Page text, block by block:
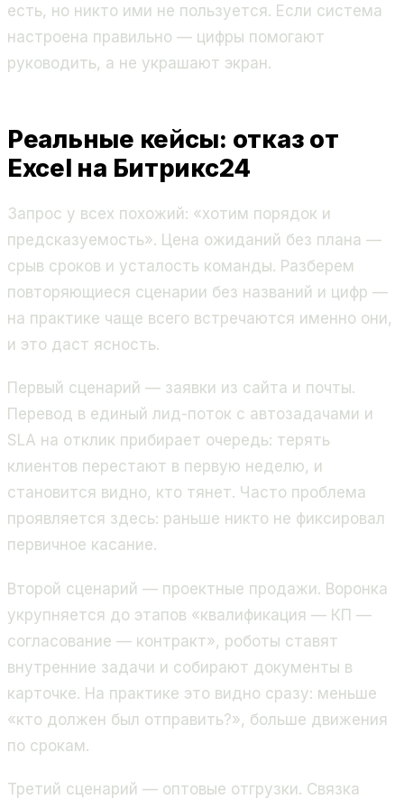
есть, но никто ими не пользуется. Если система
настроена правильно — цифры помогают
руководить, а не украшают экран.
Реальные кейсы: отказ от
Excel на Битрикс24
Запрос у всех похожий: «хотим порядок и
предсказуемость». Цена ожиданий без плана —
срыв сроков и усталость команды. Разберем
повторяющиеся сценарии без названий и цифр —
на практике чаще всего встречаются именно они,
и это даст ясность.
Первый сценарий — заявки из сайта и почты.
Перевод в единый лид-поток с автозадачами и
SLA на отклик прибирает очередь: терять
клиентов перестают в первую неделю, и
становится видно, кто тянет. Часто проблема
проявляется здесь: раньше никто не фиксировал
первичное касание.
Второй сценарий — проектные продажи. Воронка
укрупняется до этапов «квалификация — КП —
согласование — контракт», роботы ставят
внутренние задачи и собирают документы в
карточке. На практике это видно сразу: меньше
«кто должен был отправить?», больше движения
по срокам.
Третий сценарий — оптовые отгрузки. Связка